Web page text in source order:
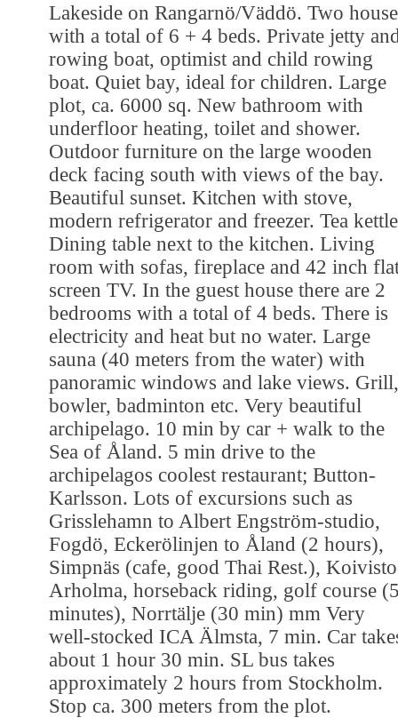
Lakeside on Rangarnö/Väddö. Two
with a total of 6 + 4 beds. Private jetty
rowing boat, optimist and child rowing
boat. Quiet bay, ideal for children. Large
plot, ca. 6000 sq. New bathroom with
underfloor heating, toilet and shower.
Outdoor furniture on the large wooden
deck facing south with views of the bay.
Beautiful sunset. Kitchen with stove,
modern refrigerator and freezer. Tea
Dining table next to the kitchen. Living
room with sofas, fireplace and 42 inch
screen TV. In the guest house there are 2
bedrooms with a total of 4 beds. There is
electricity and heat but no water. Large
sauna (40 meters from the water) with
panoramic windows and lake views. Grill,
bowler, badminton etc. Very beautiful
archipelago. 10 min by car + walk to the
Sea of Åland. 5 min drive to the
archipelagos coolest restaurant; Button-
Karlsson. Lots of excursions such as
Grisslehamn to Albert Engström-studio,
Fogdö, Eckerölinjen to Åland (2 hours),
Simpnäs (cafe, good Thai Rest.),
Arholma, horseback riding, golf course
minutes), Norrtälje (30 min) mm Very
well-stocked ICA Älmsta, 7 min. Car
about 1 hour 30 min. SL bus takes
approximately 2 hours from Stockholm.
Stop ca. 300 meters from the plot.